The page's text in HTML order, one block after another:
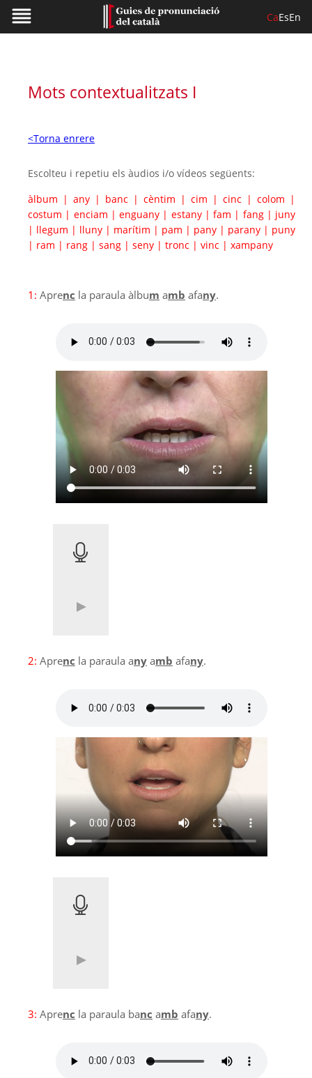
CaEsEn
Mots contextualitzats I
<Torna enrere
Escolteu i repetiu els àudios i/o vídeos següents:
àlbum | any | banc | cèntim | cim | cinc | colom |
costum | enciam | enguany | estany | fam | fang | juny
| llegum | lluny | marítim | pam | pany | parany | puny
| ram | rang | sang | seny | tronc | vinc | xampany
1: Aprenc la paraula àlbum amb afany.
2: Aprenc la paraula any amb afany.
3: Aprenc la paraula banc amb afany.